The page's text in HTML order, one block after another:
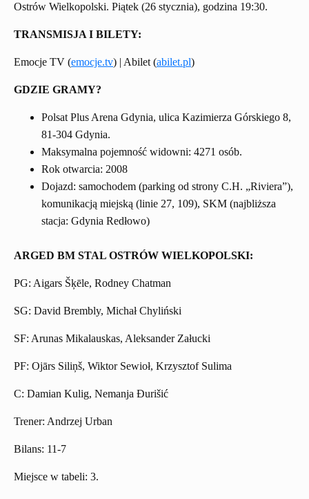
Ostrów Wielkopolski. Piątek (26 stycznia), godzina 19:30.
TRANSMISJA I BILETY:
Emocje TV (emocje.tv) | Abilet (abilet.pl)
GDZIE GRAMY?
Polsat Plus Arena Gdynia, ulica Kazimierza Górskiego 8,
81-304 Gdynia.
Maksymalna pojemność widowni: 4271 osób.
Rok otwarcia: 2008
Dojazd: samochodem (parking od strony C.H. „Riviera”),
komunikacją miejską (linie 27, 109), SKM (najbliższa
stacja: Gdynia Redłowo)
ARGED BM STAL OSTRÓW WIELKOPOLSKI:
PG: Aigars Šķēle, Rodney Chatman
SG: David Brembly, Michał Chyliński
SF: Arunas Mikalauskas, Aleksander Załucki
PF: Ojārs Siliņš, Wiktor Sewioł, Krzysztof Sulima
C: Damian Kulig, Nemanja Đurišić
Trener: Andrzej Urban
Bilans: 11-7
Miejsce w tabeli: 3.